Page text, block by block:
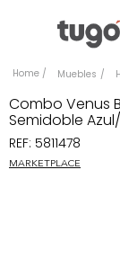
Muebles
Combo Venus
Semidoble
REF: 5811478
MARKETPLACE
Comedor
Escritorio
Sillas
Silla